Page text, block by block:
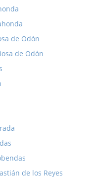
de Odón
de Odón
de los Reyes